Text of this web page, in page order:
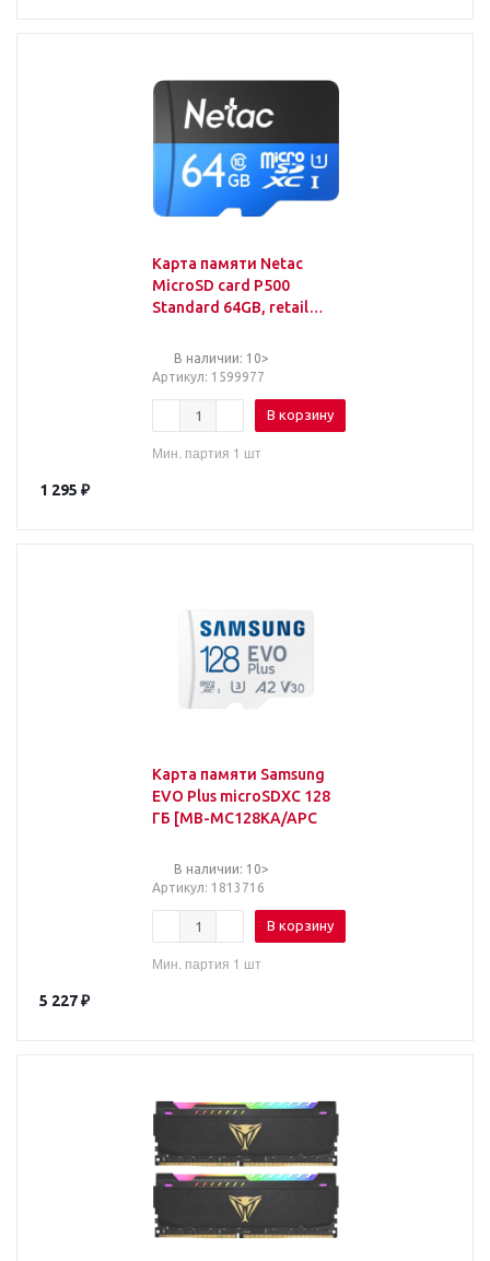
Карта памяти Netac
MicroSD card P500
Standard 64GB, retail
В наличии: 10>
Артикул: 1599977
В корзину
Мин. партия 1 шт
1 295 ₽
Карта памяти Samsung
EVO Plus microSDXC 128
ГБ [MB-MC128KA/APC
В наличии: 10>
Артикул: 1813716
В корзину
Мин. партия 1 шт
5 227₽